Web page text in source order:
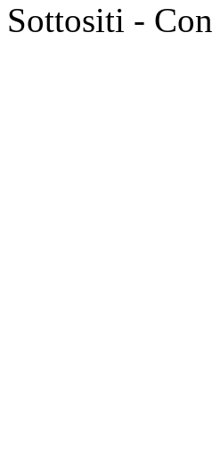
Sottositi -